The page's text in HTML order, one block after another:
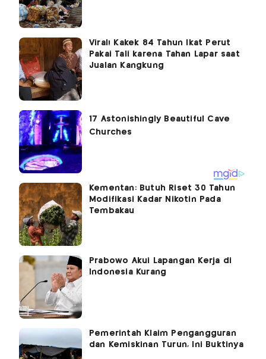
Viral! Kakek 84 Tahun Ikat Perut
Pakai Tali karena Tahan Lapar saat
Jualan Kangkung
Kementan: Butuh Riset 30 Tahun
Modifikasi Kadar Nikotin Pada
Tembakau
Prabowo Akui Lapangan Kerja di
Indonesia Kurang
Pemerintah Klaim Pengangguran
dan Kemiskinan Turun, Ini Buktinya